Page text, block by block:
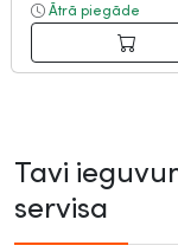
Ātrā piegāde
Tavi
servisa